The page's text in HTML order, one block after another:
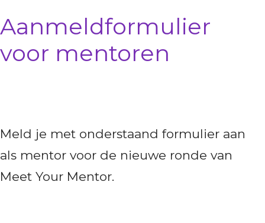
Aanmeldformulier
voor mentoren
Meld je met onderstaand formulier aan
als mentor voor de nieuwe ronde van
Meet Your Mentor.